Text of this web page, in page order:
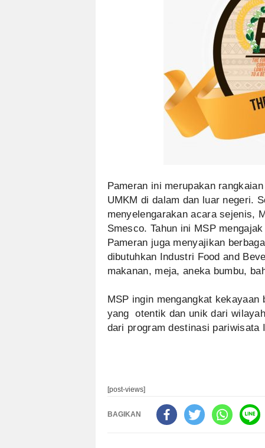
Pameran ini merupakan
UMKM di dalam dan luar negeri.
menyelengarakan acara sejenis,
Smesco. Tahun ini MSP
Pameran juga menyajikan
dibutuhkan Industri Food and
makanan, meja, aneka bumbu,
MSP ingin mengangkat
yang otentik dan unik dari
dari program destinasi pariwisata
[post-views]
BAGIKAN